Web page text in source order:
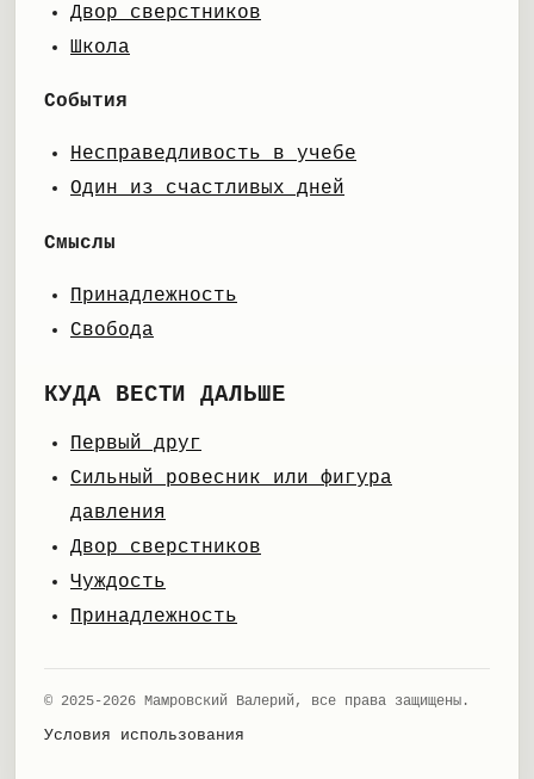
Двор сверстников
Школа
События
Несправедливость в учебе
Один из счастливых дней
Смыслы
Принадлежность
Свобода
КУДА ВЕСТИ ДАЛЬШЕ
Первый друг
Сильный ровесник или фигура
давления
Двор сверстников
Чуждость
Принадлежность
© 2025-2026 Мамровский Валерий, все права защищены.
Условия использования